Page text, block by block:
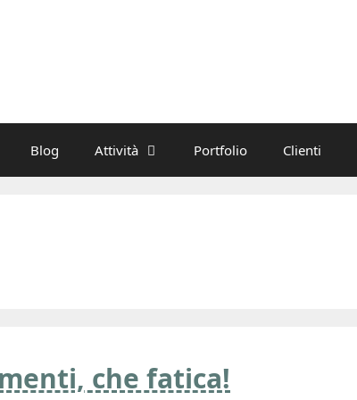
Blog Attività Portfolio Clienti
che fatica!